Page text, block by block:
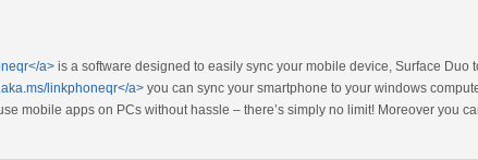
a> is a software designed to easily sync your mobile device, Surface Duo
linkphoneqr</a> you can sync your smartphone to your windows
mobile apps on PCs without hassle – there’s simply no limit! Moreover you